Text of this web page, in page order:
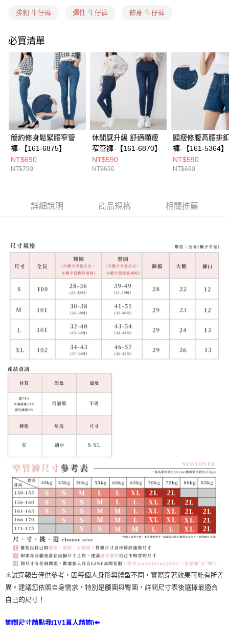
新竹物流(信用卡、多元支付)
宅配(貨到付款)
每筆NT$100，滿NT$1,899(含以上)免運費
排釦 牛仔褲 彈性 牛仔褲 修身 牛仔褲
必買清單
簡約修身鬆緊腰窄管
褲-【161-6875】
NT$690
NT$790
休閒感升級 舒適顯瘦
窄管褲-【161-6870】
NT$590
NT$690
顯瘦修腹高腰排
褲-【161-5364】
NT$590
NT$690
詳細說明 商品規格 相關推薦
⚠️試穿報告僅供參考，因每個人身形與體型不同，實際穿著效果可能有所差
異。建議您依照自身需求，特別是腰圍與臀圍，詳閱尺寸表後選擇最適合
自己的尺寸！
詢問尺寸請點我(1V1真人諮詢)⬅️